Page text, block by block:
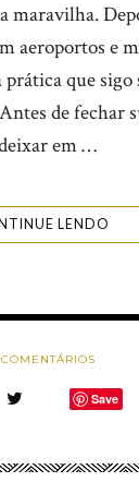
maravilha.
aeroportos e
que sigo
de fechar
em …
LENDO
COMENTÁRIOS
Save